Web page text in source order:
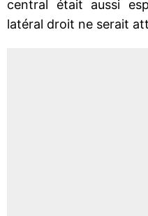
central était aussi
latéral droit ne serait